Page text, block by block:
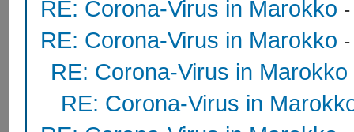
RE: Corona-Virus in Marokko
RE: Corona-Virus in Marokko
RE: Corona-Virus in Marokko
RE: Corona-Virus in